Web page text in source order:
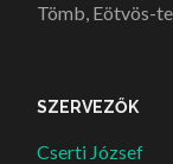
Tömb, Eötvös-
SZERVEZŐK
Cserti József